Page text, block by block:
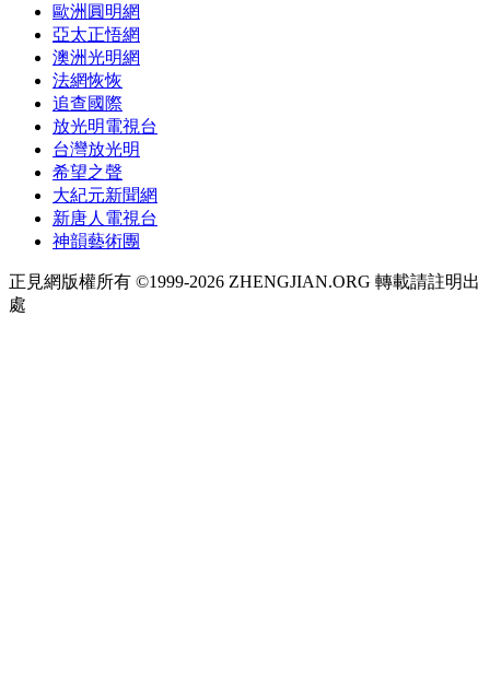
歐洲圓明網
亞太正悟網
澳洲光明網
法網恢恢
追查國際
放光明電視台
台灣放光明
希望之聲
大紀元新聞網
新唐人電視台
神韻藝術團
正見網版權所有 ©1999-2026 ZHENGJIAN.ORG 轉載請註明出
處